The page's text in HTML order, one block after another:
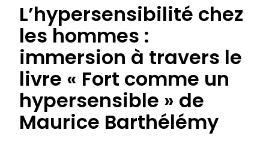
L’hypersensibilité chez
les hommes :
immersion à travers le
livre « Fort comme un
hypersensible » de
Maurice Barthélémy